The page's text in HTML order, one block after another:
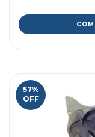
57%
OFF